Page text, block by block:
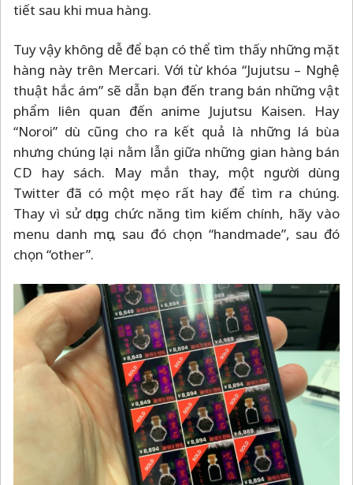
tiết sau khi mua hàng.
Tuy vậy không dễ để bạn có thể tìm thấy những mặt
hàng này trên Mercari. Với từ khóa “Jujutsu – Nghệ
thuật hắc ám” sẽ dẫn bạn đến trang bán những vật
phẩm liên quan đến anime Jujutsu Kaisen. Hay
“Noroi” dù cũng cho ra kết quả là những lá bùa
nhưng chúng lại nằm lẫn giữa những gian hàng bán
CD hay sách. May mắn thay, một người dùng
Twitter đã có một mẹo rất hay để tìm ra chúng.
Thay vì sử dụng chức năng tìm kiếm chính, hãy vào
menu danh mục, sau đó chọn “handmade”, sau đó
chọn “other”.